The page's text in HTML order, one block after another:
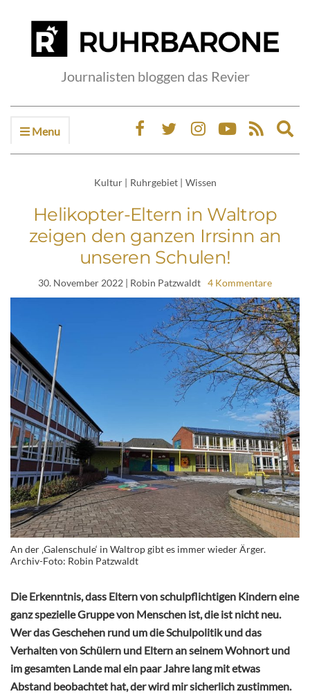
Journalisten bloggen das Revier
Menu
Kultur | Ruhrgebiet | Wissen
Helikopter-Eltern in Waltrop
zeigen den ganzen Irrsinn an
unseren Schulen!
30. November 2022 | Robin Patzwaldt 4 Kommentare
An der ‚Galenschule‘ in Waltrop gibt es immer wieder Ärger.
Archiv-Foto: Robin Patzwaldt
Die Erkenntnis, dass Eltern von schulpflichtigen Kindern eine
ganz spezielle Gruppe von Menschen ist, die ist nicht neu.
Wer das Geschehen rund um die Schulpolitik und das
Verhalten von Schülern und Eltern an seinem Wohnort und
im gesamten Lande mal ein paar Jahre lang mit etwas
Abstand beobachtet hat, der wird mir sicherlich zustimmen.